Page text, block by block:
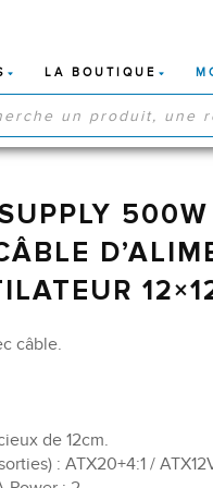
LA BOUTIQUE
câble.
de 12cm.
: ATX20+4:1 /